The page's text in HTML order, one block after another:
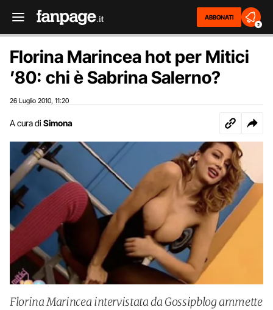
ABBONATI
2
Florina Marincea hot per Mitici
’80: chi è Sabrina Salerno?
26 Luglio 2010 11:20
A cura di Simona
Florina Marincea intervistata da Gossipblog ammette